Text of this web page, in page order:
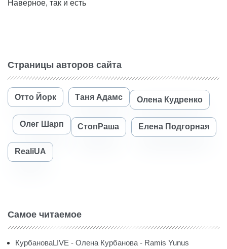
Наверное, так и есть
Страницы авторов сайта
Отто Йорк Таня Адамс Олена Кудренко
Олег Шарп СтопРаша Елена Подгорная
RealiUA
Самое читаемое
КурбановаLIVE - Олена Курбанова - Ramis Yunus